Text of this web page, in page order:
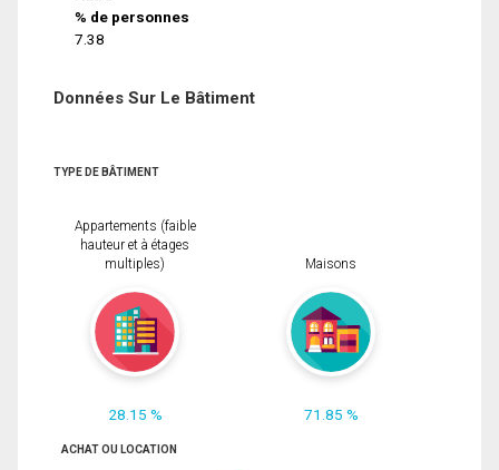
% de personnes
7.38
Données Sur Le Bâtiment
TYPE DE BÂTIMENT
Appartements (faible
hauteur et à étages
multiples)
28.15 %
Maisons
71.85 %
ACHAT OU LOCATION